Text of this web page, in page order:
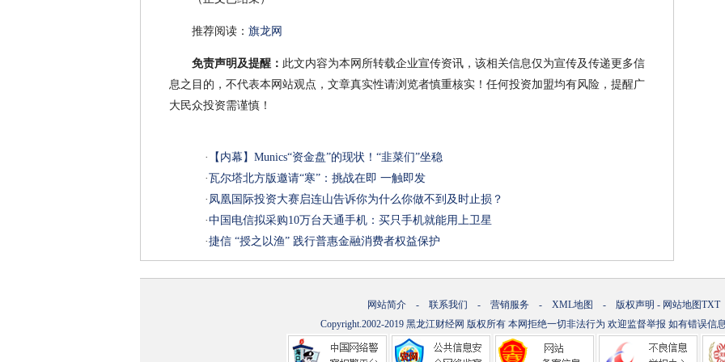
推荐阅读： 旗龙网
免责声明及提醒： 此文内容为本网所转载企业宣传资讯，该相关信息仅为宣传及传递更多信
息之目的，不代表本网站观点，文章真实性请浏览者慎重核实！任何投资加盟均有风险，提醒广
大民众投资需谨慎！
·
【内幕】Munics“资金盘”的现状！“韭菜们”坐稳
·瓦尔塔北方版邀请“寒”：挑战在即 一触即发
· 凤凰国际投资大赛启连山告诉你为什么你做不到及时止损？
·中国电信拟采购10万台天通手机：买只手机就能用上卫星
·捷信 “授之以渔” 践行普惠金融消费者权益保护
网站简介 - 联系我们 - 营销服务 - XML地图 - 版权声明 - 网站地图TXT
Copyright.2002-2019 黑龙江财经网 版权所有 本网拒绝一切非法行为 欢迎监督举报 如有错误信